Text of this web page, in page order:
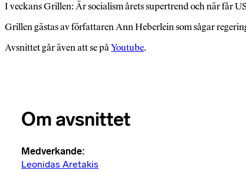
I veckans Grillen: Är socialism årets supertrend och när får
Grillen gästas av författaren Ann Heberlein som sågar
Avsnittet går även att se påYoutube.
Om avsnittet
Medverkande:
Leonidas Aretakis